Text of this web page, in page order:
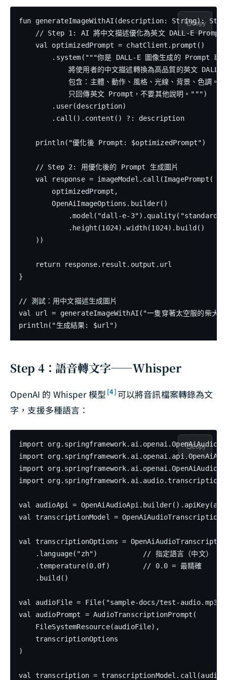
fun generateImageWithAI(description: String):
    // Step 1: AI 將中文描述優化為英文 DALL-E Prompt
    val optimizedPrompt = chatClient.prompt()
.system("""你是 DALL-E 圖像生成的 Prompt 專
將使用者的中文描述轉換為高品質的英文 DALL-
            包含：主體、動作、風格、光線、背景、色調。
            只回傳英文 Prompt，不要其他說明。""")
        .user(description)
        .call().content() ?: description
    println("優化後 Prompt: $optimizedPrompt")
    // Step 2: 用優化後的 Prompt 生成圖片
    val response = imageModel.call(ImagePrompt(
        optimizedPrompt,
        OpenAiImageOptions.builder()
            .model("dall-e-3").quality("standard")
            .height(1024).width(1024).build()
    ))
    return response.result.output.url
}
// 測試：用中文描述生成圖片
val url = generateImageWithAI("一隻穿著太空服的柴犬在
println("生成結果: $url")
Copy
Step 4：語音轉文字——Whisper
OpenAI 的 Whisper 模型 [4] 可以將音訊檔案轉錄為文
字，支援多種語言：
import
import
import
import
val audioApi =
val transcriptionModel =
val transcriptionOptions =
    .language("zh")           // 指定語言（中文）
    .temperature(0.0f)        // 0.0 = 最精確
    .build()
val audioFile = File("sample-docs/test-audio.mp3")
val audioPrompt = AudioTranscriptionPrompt(
    FileSystemResource(audioFile),
    transcriptionOptions
)
val transcription =
Copy